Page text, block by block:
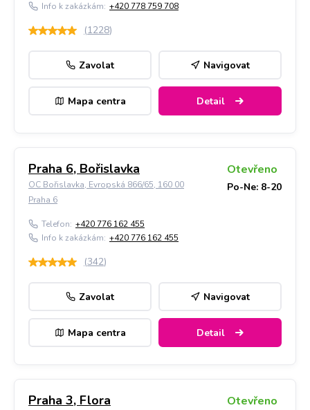
Info k zakázkám: +420 778 759 708
(1228)
Zavolat Navigovat
Mapa centra Detail
Praha 6, Bořislavka
OC Bořislavka, Evropská 866/65, 160 00
Praha 6
Otevřeno
Po-Ne: 8-20
Telefon: +420 776 162 455
Info k zakázkám: +420 776 162 455
(342)
Zavolat Navigovat
Mapa centra Detail
Praha 3, Flora Otevřeno